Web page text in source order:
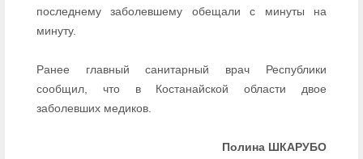
последнему заболевшему обещали с минуты на
минуту.
Ранее главный санитарный врач Республики
сообщил, что в Костанайской области двое
заболевших медиков.
Полина ШКАРУБО